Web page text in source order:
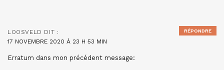
LOOSVELD DIT :
17 NOVEMBRE 2020 À 23 H 53 MIN
Erratum dans mon précédent message:
RÉPONDRE